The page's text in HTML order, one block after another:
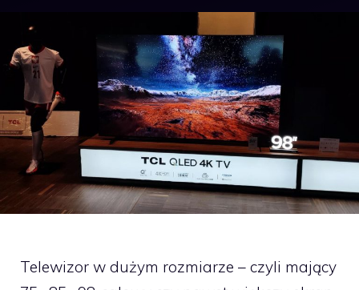
Telewizor w dużym rozmiarze – czyli mający